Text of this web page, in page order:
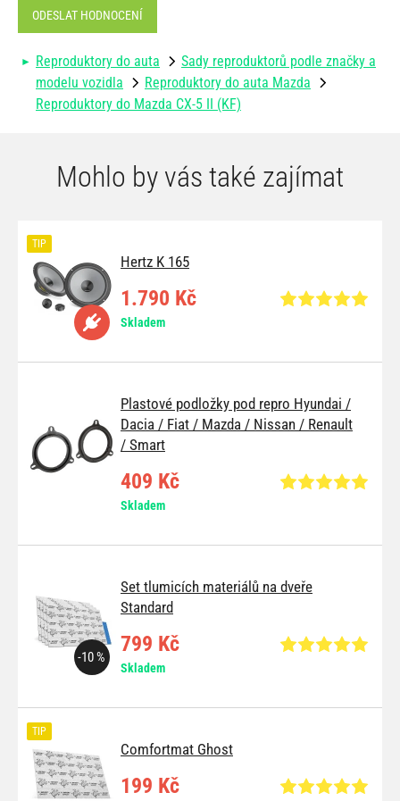
ODESLAT HODNOCENÍ
Reproduktory do auta
Sady reproduktorů podle značky a
modelu vozidla
Reproduktory do auta Mazda
Reproduktory do Mazda CX-5 II (KF)
Mohlo by vás také zajímat
Hertz K 165
TIP
1.790 Kč
Skladem
Plastové podložky pod repro Hyundai /
Dacia / Fiat / Mazda / Nissan / Renault
/ Smart
409 Kč
Skladem
Set tlumicích materiálů na dveře
Standard
-10 %
799 Kč
Skladem
Comfortmat Ghost
TIP
199 Kč